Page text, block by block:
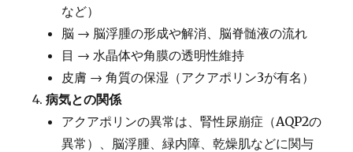
など）
脳 → 脳浮腫の形成や解消、脳脊髄液の流れ
目 → 水晶体や角膜の透明性維持
皮膚 → 角質の保湿（アクアポリン3が有名）
病気との関係
アクアポリンの異常は、腎性尿崩症（AQP2の
異常）、脳浮腫、緑内障、乾燥肌などに関与